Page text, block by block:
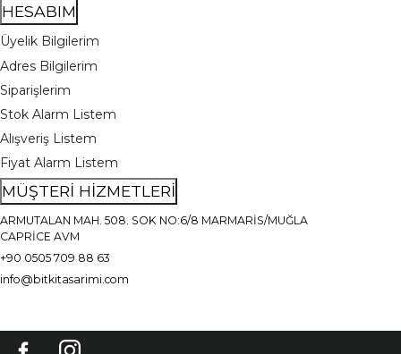
HESABIM
Üyelik Bilgilerim
Adres Bilgilerim
Siparişlerim
Stok Alarm Listem
Alışveriş Listem
Fiyat Alarm Listem
MÜŞTERİ HİZMETLERİ
ARMUTALAN MAH. 508. SOK NO:6/8 MARMARİS/MUĞLA
CAPRİCE AVM
+90 0505 709 88 63
info@bitkitasarimi.com